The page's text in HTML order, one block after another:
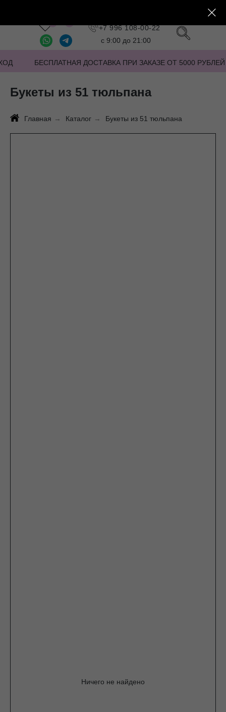
+7 996 108-00-22
БЕСПЛАТНАЯ ДОСТАВКА ПРИ ЗАКАЗЕ ОТ 5000 РУБЛЕЙ
с 9:00 до 21:00
Букеты из 51 тюльпана
Главная → Каталог → Букеты из 51 тюльпана
Ничего не найдено